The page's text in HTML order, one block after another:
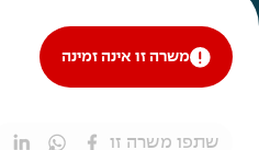
משרה זו אינה זמינה
שתפו משרה זו